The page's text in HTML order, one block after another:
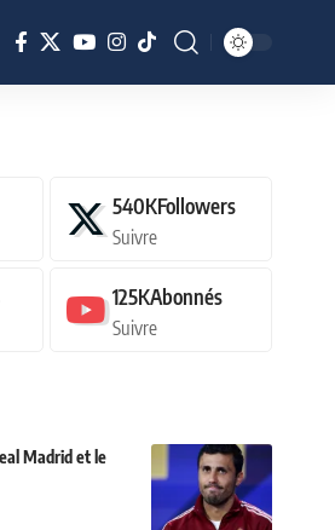
540KFollowers
Suivre
125KAbonnés
Suivre
Madrid et le